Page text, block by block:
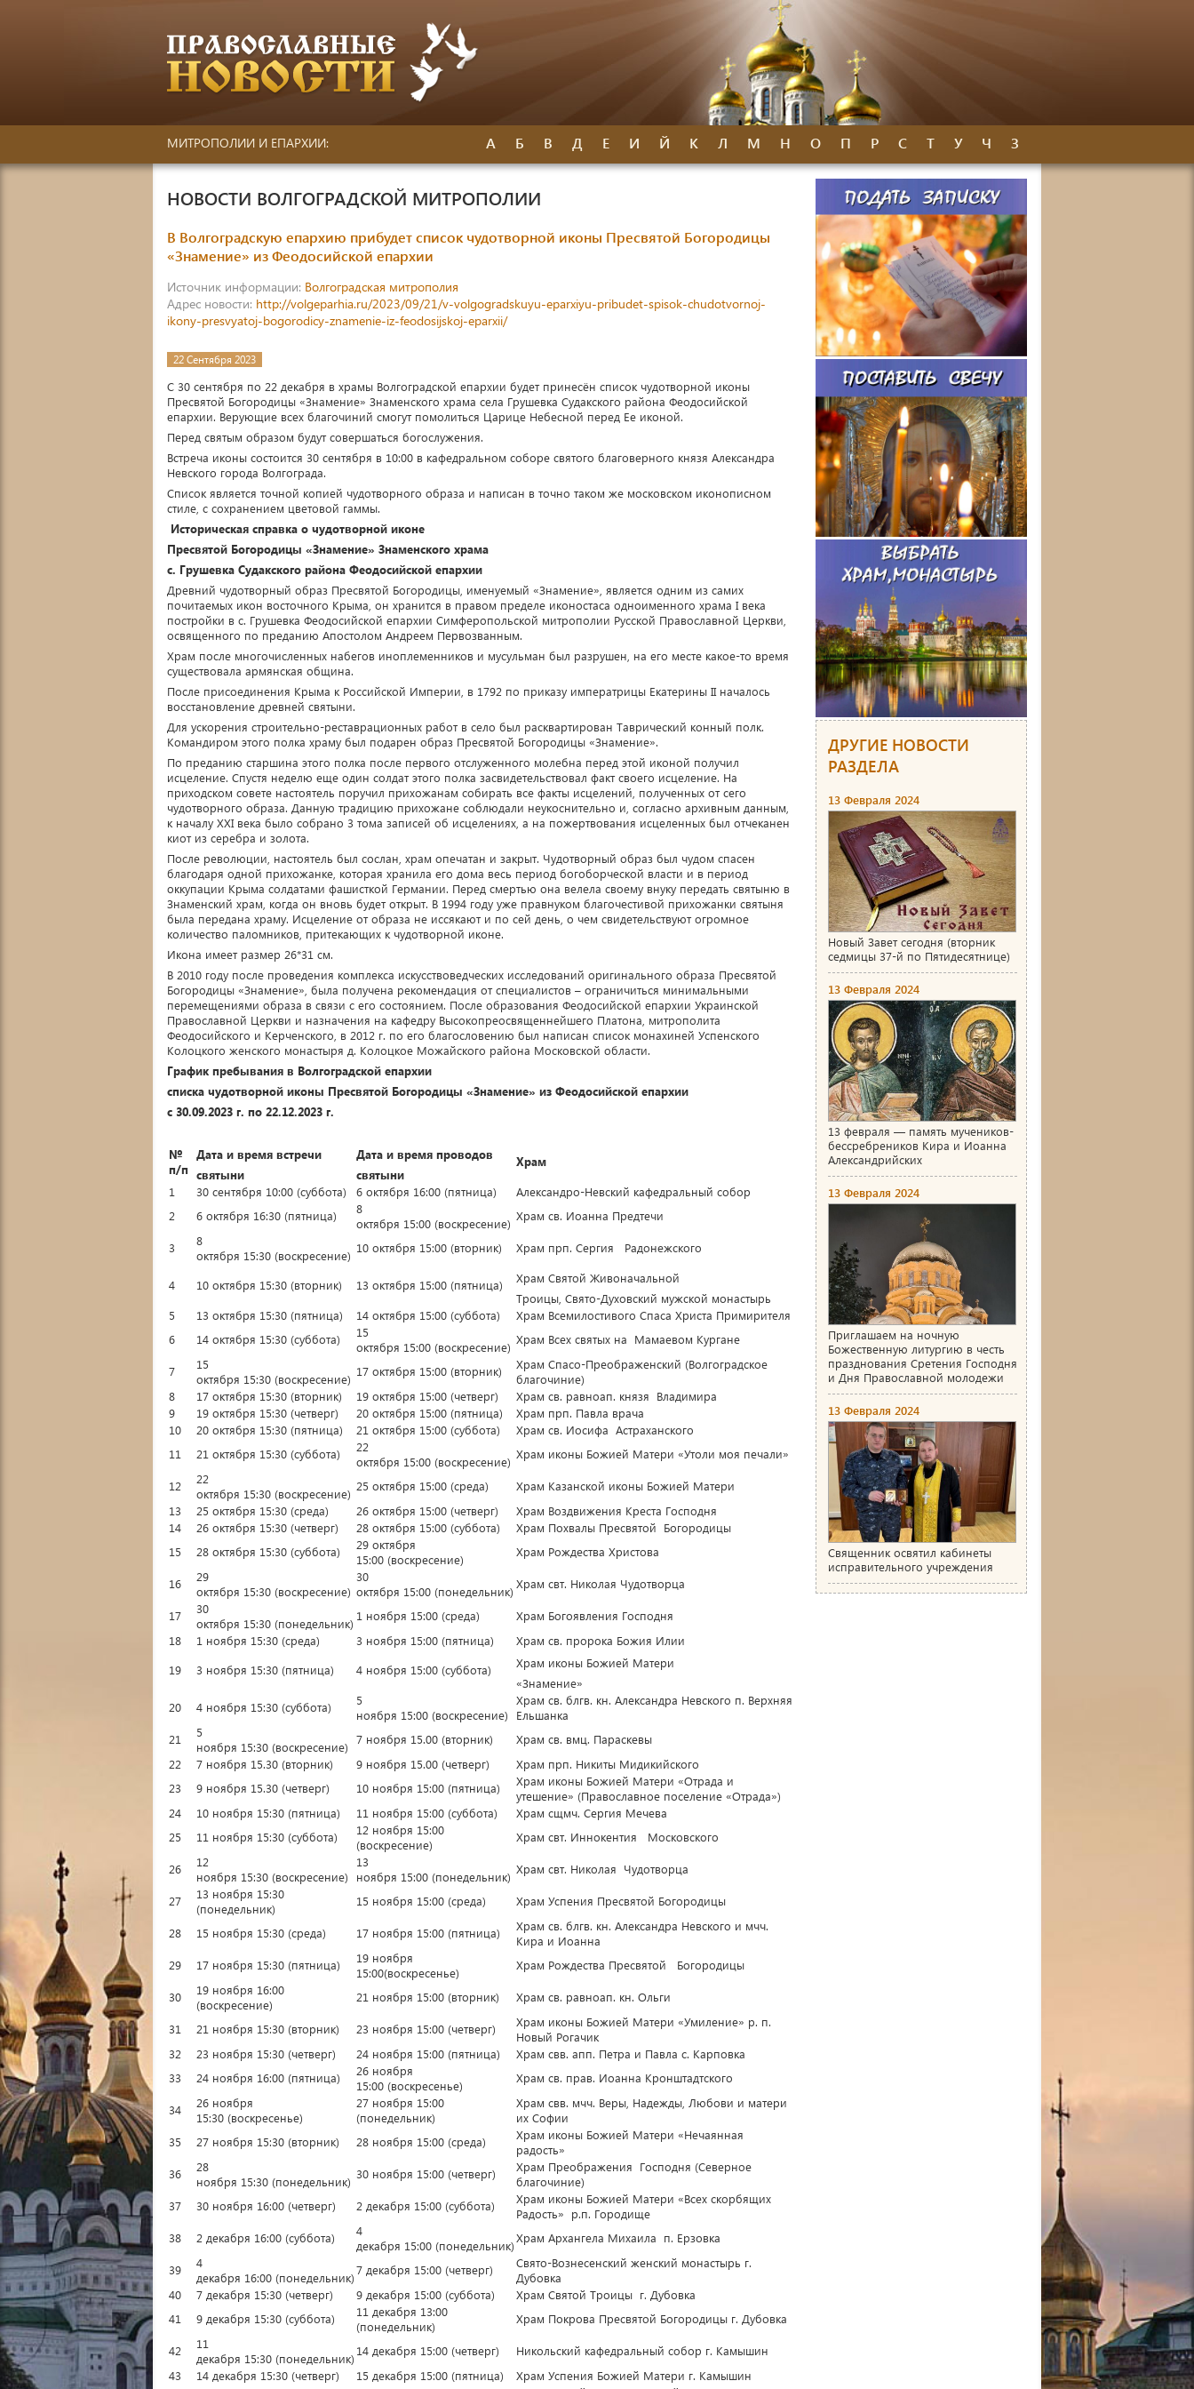
МИТРОПОЛИИ И ЕПАРХИИ: А Б В Д Е И Й К Л М Н О П Р С Т У Ч З
НОВОСТИ ВОЛГОГРАДСКОЙ МИТРОПОЛИИ
В Волгоградскую епархию прибудет список чудотворной иконы Пресвятой Богородицы
«Знамение» из Феодосийской епархии
Источник информации: Волгоградская митрополия
Адрес новости: http://volgeparhia.ru/2023/09/21/v-volgogradskuyu-eparxiyu-pribudet-spisok-chudotvornoj-
ikony-presvyatoj-bogorodicy-znamenie-iz-feodosijskoj-eparxii/
22 Сентября 2023
С 30 сентября по 22 декабря в храмы Волгоградской епархии будет принесён список чудотворной иконы
Пресвятой Богородицы «Знамение» Знаменского храма села Грушевка Судакского района Феодосийской
епархии. Верующие всех благочиний смогут помолиться Царице Небесной перед Ее иконой.
Перед святым образом будут совершаться богослужения.
Встреча иконы состоится 30 сентября в 10:00 в кафедральном соборе святого благоверного князя Александра
Невского города Волгограда.
Список является точной копией чудотворного образа и написан в точно таком же московском иконописном
стиле, с сохранением цветовой гаммы.
Историческая справка о чудотворной иконе
Пресвятой Богородицы «Знамение» Знаменского храма
с. Грушевка Судакского района Феодосийской епархии
Древний чудотворный образ Пресвятой Богородицы, именуемый «Знамение», является одним из самих
почитаемых икон восточного Крыма, он хранится в правом пределе иконостаса одноименного храма I века
постройки в с. Грушевка Феодосийской епархии Симферопольской митрополии Русской Православной Церкви,
освященного по преданию Апостолом Андреем Первозванным.
Храм после многочисленных набегов иноплеменников и мусульман был разрушен, на его месте какое-то время
существовала армянская община.
После присоединения Крыма к Российской Империи, в 1792 по приказу императрицы Екатерины II началось
восстановление древней святыни.
Для ускорения строительно-реставрационных работ в село был расквартирован Таврический конный полк.
Командиром этого полка храму был подарен образ Пресвятой Богородицы «Знамение».
По преданию старшина этого полка после первого отслуженного молебна перед этой иконой получил
исцеление. Спустя неделю еще один солдат этого полка засвидетельствовал факт своего исцеление. На
приходском совете настоятель поручил прихожанам собирать все факты исцелений, полученных от сего
чудотворного образа. Данную традицию прихожане соблюдали неукоснительно и, согласно архивным данным,
к началу XXI века было собрано 3 тома записей об исцелениях, а на пожертвования исцеленных был отчеканен
киот из серебра и золота.
После революции, настоятель был сослан, храм опечатан и закрыт. Чудотворный образ был чудом спасен
благодаря одной прихожанке, которая хранила его дома весь период богоборческой власти и в период
оккупации Крыма солдатами фашисткой Германии. Перед смертью она велела своему внуку передать святыню в
Знаменский храм, когда он вновь будет открыт. В 1994 году уже правнуком благочестивой прихожанки святыня
была передана храму. Исцеление от образа не иссякают и по сей день, о чем свидетельствуют огромное
количество паломников, притекающих к чудотворной иконе.
Икона имеет размер 26*31 см.
В 2010 году после проведения комплекса искусствоведческих исследований оригинального образа Пресвятой
Богородицы «Знамение», была получена рекомендация от специалистов – ограничиться минимальными
перемещениями образа в связи с его состоянием. После образования Феодосийской епархии Украинской
Православной Церкви и назначения на кафедру Высокопреосвященнейшего Платона, митрополита
Феодосийского и Керченского, в 2012 г. по его благословению был написан список монахиней Успенского
Колоцкого женского монастыря д. Колоцкое Можайского района Московской области.
График пребывания в Волгоградской епархии
списка чудотворной иконы Пресвятой Богородицы «Знамение» из Феодосийской епархии
с 30.09.2023 г. по 22.12.2023 г.
№
п/п
Дата и время встречи
святыни
Дата и время проводов
святыни
Храм
1
30 сентября 10:00 (суббота) 6 октября 16:00 (пятница)
Александро-Невский кафедральный собор
2
6 октября 16:30 (пятница)
8
октября 15:00 (воскресение)
Храм св. Иоанна Предтечи
3
8
октября 15:30 (воскресение)
10 октября 15:00 (вторник) Храм прп. Сергия Радонежского
4 10 октября 15:30 (вторник) 13 октября 15:00 (пятница)
Храм Святой Живоначальной
Троицы, Свято-Духовский мужской монастырь
5
13 октября 15:30 (пятница) 14 октября 15:00 (суббота)
Храм Всемилостивого Спаса Христа Примирителя
6
14 октября 15:30 (суббота)
15
октября 15:00 (воскресение)
Храм Всех святых на Мамаевом Кургане
7
15
октября 15:30 (воскресение)
17 октября 15:00 (вторник)
Храм Спасо-Преображенский (Волгоградское
благочиние)
8
17 октября 15:30 (вторник) 19 октября 15:00 (четверг)
Храм св. равноап. князя Владимира
9
19 октября 15:30 (четверг) 20 октября 15:00 (пятница)
Храм прп. Павла врача
10
20 октября 15:30 (пятница) 21 октября 15:00 (суббота)
Храм св. Иосифа Астраханского
11
21 октября 15:30 (суббота)
22
октября 15:00 (воскресение)
Храм иконы Божией Матери «Утоли моя печали»
12
22
октября 15:30 (воскресение)
25 октября 15:00 (среда)
Храм Казанской иконы Божией Матери
13
25 октября 15:30 (среда) 26 октября 15:00 (четверг)
Храм Воздвижения Креста Господня
14
26 октября 15:30 (четверг) 28 октября 15:00 (суббота)
Храм Похвалы Пресвятой Богородицы
15
28 октября 15:30 (суббота)
29 октября
15:00 (воскресение)
Храм Рождества Христова
16
29
октября 15:30 (воскресение)
30
октября 15:00 (понедельник)
Храм свт. Николая Чудотворца
17
30
октября 15:30 (понедельник)
1 ноября 15:00 (среда)
Храм Богоявления Господня
18
1 ноября 15:30 (среда) 3 ноября 15:00 (пятница)
Храм св. пророка Божия Илии
19
3 ноября 15:30 (пятница) 4 ноября 15:00 (суббота)
Храм иконы Божией Матери
«Знамение»
20
4 ноября 15:30 (суббота)
5
ноября 15:00 (воскресение)
Храм св. блгв. кн. Александра Невского п. Верхняя
Ельшанка
21
5
ноября 15:30 (воскресение)
7 ноября 15.00 (вторник)
Храм св. вмц. Параскевы
22
7 ноября 15.30 (вторник) 9 ноября 15.00 (четверг)
Храм прп. Никиты Мидикийского
23
9 ноября 15.30 (четверг) 10 ноября 15:00 (пятница)
Храм иконы Божией Матери «Отрада и
утешение» (Православное поселение «Отрада»)
24
10 ноября 15:30 (пятница) 11 ноября 15:00 (суббота)
Храм сщмч. Сергия Мечева
25
11 ноября 15:30 (суббота)
12 ноября 15:00
(воскресение)
Храм свт. Иннокентия Московского
26
12
ноября 15:30 (воскресение)
13
ноября 15:00 (понедельник)
Храм свт. Николая Чудотворца
27
13 ноября 15:30
(понедельник)
15 ноября 15:00 (среда) Храм Успения Пресвятой Богородицы
28 15 ноября 15:30 (среда) 17 ноября 15:00 (пятница)
Храм св. блгв. кн. Александра Невского и мчч.
Кира и Иоанна
29
17 ноября 15:30 (пятница)
19 ноября
15:00(воскресенье)
Храм Рождества Пресвятой Богородицы
30
19 ноября 16:00
(воскресение)
21 ноября 15:00 (вторник) Храм св. равноап. кн. Ольги
31 21 ноября 15:30 (вторник) 23 ноября 15:00 (четверг)
Храм иконы Божией Матери «Умиление» р. п.
Новый Рогачик
32
23 ноября 15:30 (четверг) 24 ноября 15:00 (пятница)
Храм свв. апп. Петра и Павла с. Карповка
33
24 ноября 16:00 (пятница)
26 ноября
15:00 (воскресенье)
Храм св. прав. Иоанна Кронштадтского
34
26 ноября
15:30 (воскресенье)
27 ноября 15:00
(понедельник)
Храм свв. мчч. Веры, Надежды, Любови и матери
их Софии
35
27 ноября 15:30 (вторник) 28 ноября 15:00 (среда)
Храм иконы Божией Матери «Нечаянная
радость»
36
28
ноября 15:30 (понедельник)
30 ноября 15:00 (четверг)
Храм Преображения Господня (Северное
благочиние)
37
30 ноября 16:00 (четверг) 2 декабря 15:00 (суббота)
Храм иконы Божией Матери «Всех скорбящих
Радость» р.п. Городище
38
2 декабря 16:00 (суббота)
4
декабря 15:00 (понедельник)
Храм Архангела Михаила п. Ерзовка
39
4
декабря 16:00 (понедельник)
7 декабря 15:00 (четверг)
Свято-Вознесенский женский монастырь г.
Дубовка
40
7 декабря 15:30 (четверг) 9 декабря 15:00 (суббота)
Храм Святой Троицы г. Дубовка
41
9 декабря 15:30 (суббота)
11 декабря 13:00
(понедельник)
Храм Покрова Пресвятой Богородицы г. Дубовка
42
11
декабря 15:30 (понедельник)
14 декабря 15:00 (четверг)
Никольский кафедральный собор г. Камышин
43
14 декабря 15:30 (четверг) 15 декабря 15:00 (пятница)
Храм Успения Божией Матери г. Камышин
ДРУГИЕ НОВОСТИ
РАЗДЕЛА
13 Февраля 2024
Новый Завет сегодня (вторник
седмицы 37-й по Пятидесятнице)
13 Февраля 2024
13 февраля — память мучеников-
бессребреников Кира и Иоанна
Александрийских
13 Февраля 2024
Приглашаем на ночную
Божественную литургию в честь
празднования Сретения Господня
и Дня Православной молодежи
13 Февраля 2024
Священник освятил кабинеты
исправительного учреждения